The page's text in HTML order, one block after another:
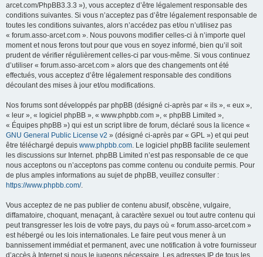
arcet.com/PhpBB3.3.3 »), vous acceptez d’être légalement responsable des
conditions suivantes. Si vous n’acceptez pas d’être légalement responsable de
toutes les conditions suivantes, alors n’accédez pas et/ou n’utilisez pas
« forum.asso-arcet.com ». Nous pouvons modifier celles-ci à n’importe quel
moment et nous ferons tout pour que vous en soyez informé, bien qu’il soit
prudent de vérifier régulièrement celles-ci par vous-même. Si vous continuez
d’utiliser « forum.asso-arcet.com » alors que des changements ont été
effectués, vous acceptez d’être légalement responsable des conditions
découlant des mises à jour et/ou modifications.
Nos forums sont développés par phpBB (désigné ci-après par « ils », « eux »,
« leur », « logiciel phpBB », « www.phpbb.com », « phpBB Limited »,
« Équipes phpBB ») qui est un script libre de forum, déclaré sous la licence «
GNU General Public License v2 » (désigné ci-après par « GPL ») et qui peut
être téléchargé depuis www.phpbb.com. Le logiciel phpBB facilite seulement
les discussions sur Internet. phpBB Limited n’est pas responsable de ce que
nous acceptons ou n’acceptons pas comme contenu ou conduite permis. Pour
de plus amples informations au sujet de phpBB, veuillez consulter :
https://www.phpbb.com/.
Vous acceptez de ne pas publier de contenu abusif, obscène, vulgaire,
diffamatoire, choquant, menaçant, à caractère sexuel ou tout autre contenu qui
peut transgresser les lois de votre pays, du pays où « forum.asso-arcet.com »
est hébergé ou les lois internationales. Le faire peut vous mener à un
bannissement immédiat et permanent, avec une notification à votre fournisseur
d’accès à Internet si nous le jugeons nécessaire. Les adresses IP de tous les